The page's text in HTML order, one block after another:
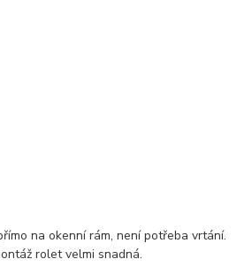
na okenní rám, není potřeba vrtání.
rolet velmi snadná.